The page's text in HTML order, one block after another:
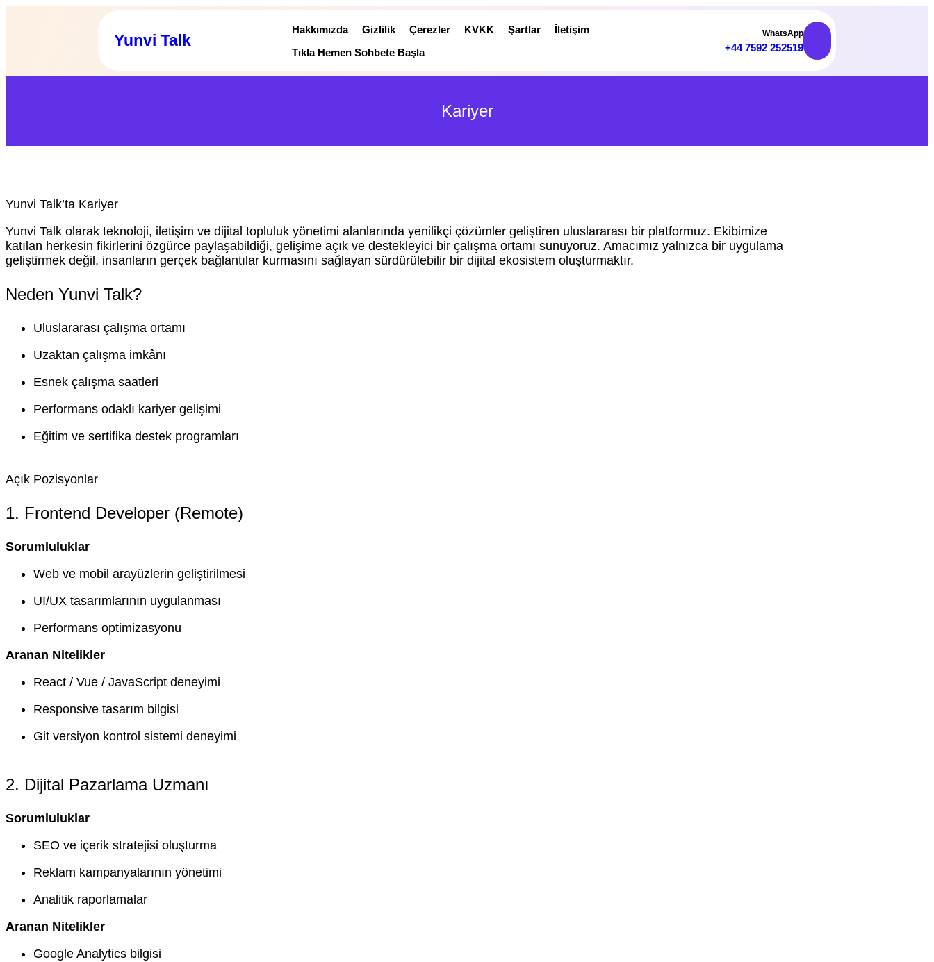
Yunvi Talk
Hakkımızda Gizlilik Çerezler KVKK Şartlar
İletişim
Tıkla Hemen Sohbete Başla
WhatsApp
+44 7592 252519
Kariyer
Yunvi Talk’ta Kariyer
Yunvi Talk olarak teknoloji, iletişim ve dijital topluluk yönetimi alanlarında yenilikçi çözümler geliştiren uluslararası bir platformuz. Ekibimize
katılan herkesin fikirlerini özgürce paylaşabildiği, gelişime açık ve destekleyici bir çalışma ortamı sunuyoruz. Amacımız yalnızca bir uygulama
geliştirmek değil, insanların gerçek bağlantılar kurmasını sağlayan sürdürülebilir bir dijital ekosistem oluşturmaktır.
Neden Yunvi Talk?
Uluslararası çalışma ortamı
Uzaktan çalışma imkânı
Esnek çalışma saatleri
Performans odaklı kariyer gelişimi
Eğitim ve sertifika destek programları
Açık Pozisyonlar
1. Frontend Developer (Remote)
Sorumluluklar
Web ve mobil arayüzlerin geliştirilmesi
UI/UX tasarımlarının uygulanması
Performans optimizasyonu
Aranan Nitelikler
React / Vue / JavaScript deneyimi
Responsive tasarım bilgisi
Git versiyon kontrol sistemi deneyimi
2. Dijital Pazarlama Uzmanı
Sorumluluklar
SEO ve içerik stratejisi oluşturma
Reklam kampanyalarının yönetimi
Analitik raporlamalar
Aranan Nitelikler
Google Analytics bilgisi